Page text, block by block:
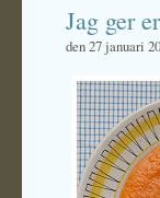
Jag ger
den 27 januari